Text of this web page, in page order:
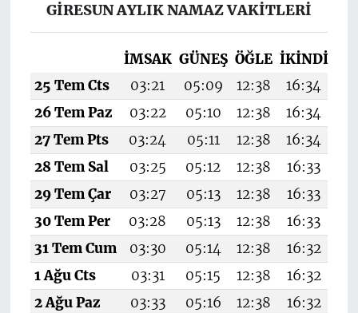
GİRESUN AYLIK NAMAZ VAKITLERI
İMSAK GÜNEŞ ÖĞLE İKINDI
25 Tem Cts
03:21 05:09 12:38 16:34
26 Tem Paz
03:22 05:10 12:38 16:34
27 Tem Pts
03:24 05:11 12:38 16:34
28 Tem Sal
03:25 05:12 12:38 16:33
29 Tem Çar
03:27 05:13 12:38 16:33
30 Tem Per
03:28 05:13 12:38 16:33
31 Tem Cum
03:30 05:14 12:38 16:32
1 Ağu Cts
03:31 05:15 12:38 16:32
2 Ağu Paz
03:33 05:16 12:38 16:32